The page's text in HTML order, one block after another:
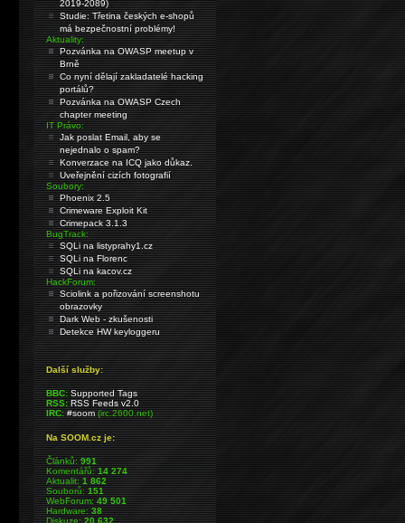
2019-2089)
Studie: Třetina českých e-shopů
má bezpečnostní problémy!
Aktuality:
Pozvánka na OWASP meetup v
Brně
Co nyní dělají zakladatelé hacking
portálů?
Pozvánka na OWASP Czech
chapter meeting
IT Právo:
Jak poslat Email, aby se
nejednalo o spam?
Konverzace na ICQ jako důkaz.
Uveřejnění cizích fotografií
Soubory:
Phoenix 2.5
Crimeware Exploit Kit
Crimepack 3.1.3
BugTrack:
SQLi na listyprahy1.cz
SQLi na Florenc
SQLi na kacov.cz
HackForum:
Sciolink a pořizování screenshotu
obrazovky
Dark Web - zkušenosti
Detekce HW keyloggeru
Další služby:
BBC: Supported Tags
RSS: RSS Feeds v2.0
IRC: #soom(irc.2600.net)
Na SOOM.cz je:
Článků:991
Komentářů:14 274
Aktualit:1 862
Souborů:151
WebForum:49 501
Hardware:38
Diskuze:20 632